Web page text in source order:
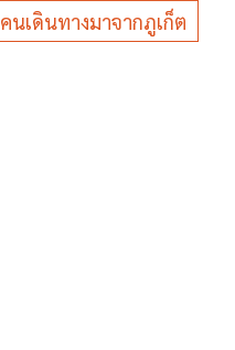
คนเดินทางมาจากภูเก็ต